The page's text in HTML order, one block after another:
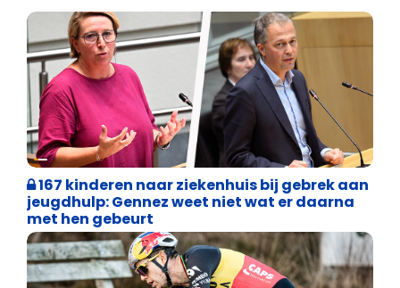
Binnenland politiek
167 kinderen naar ziekenhuis bij gebrek aan
jeugdhulp: Gennez weet niet wat er daarna
met hen gebeurt